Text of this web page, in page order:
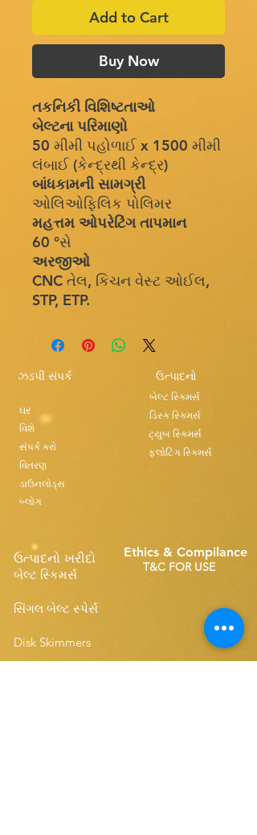
Add to Cart
Buy Now
તકનિકી વિશિષ્ટતાઓ
બેલ્ટના પરિમાણો
50 મીમી પહોળાઈ x 1500 મીમી
લંબાઈ (કેન્દ્રથી કેન્દ્ર)
બાંધકામની સામગ્રી
ઓલિઓફિલિક પોલિમર
મહત્તમ ઓપરેટિંગ તાપમાન
60 °સે
અરજીઓ
CNC તેલ, કિચન વેસ્ટ ઓઈલ,
STP, ETP.
ઝડપી સંપર્ક
ઘર
વિશે
સંપર્ક કરો
વિતરણ
ડાઉનલોડ્સ
બ્લોગ
ઉત્પાદનો
બેલ્ટ સ્કિમર્સ
ડિસ્ક સ્કિમર્સ
ટ્યુબ સ્કિમર્સ
ફ્લોટિંગ સ્કિમર્સ
ઉત્પાદનો ખરીદો
બેલ્ટ સ્કિમર્સ
Ethics & Compilance
T&C FOR USE
સિંગલ બેલ્ટ સ્પેર્સ
Disk Skimmers